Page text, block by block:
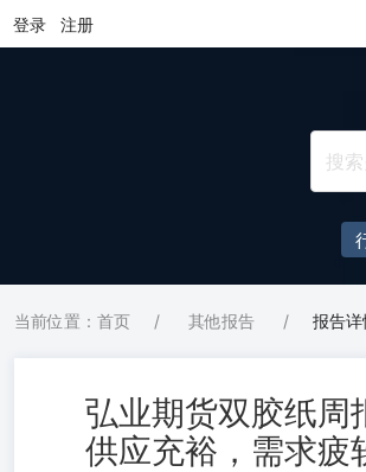
登录 注册
当前位置：首页 / 其他报告 / 报告详
弘业期货双胶纸周
供应充裕，需求疲